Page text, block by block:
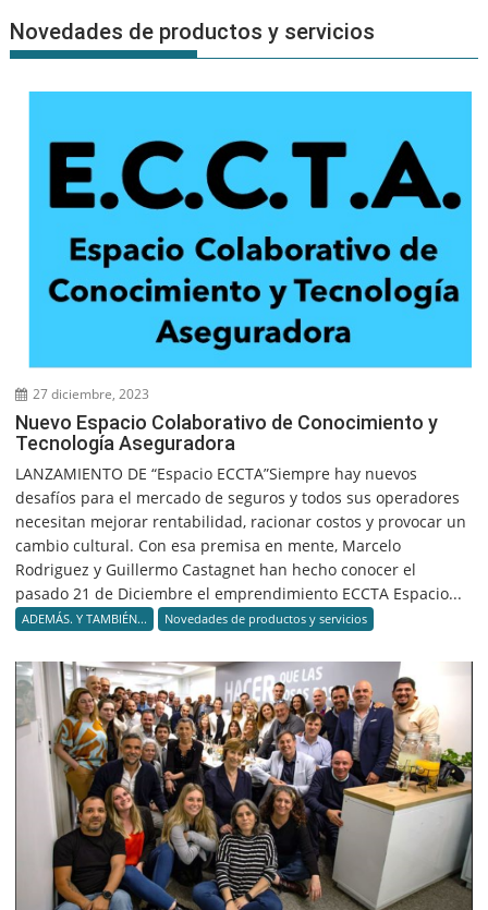
Novedades de productos y servicios
27 diciembre, 2023
Nuevo Espacio Colaborativo de Conocimiento y
Tecnología Aseguradora
LANZAMIENTO DE “Espacio ECCTA”Siempre hay nuevos
desafíos para el mercado de seguros y todos sus operadores
necesitan mejorar rentabilidad, racionar costos y provocar un
cambio cultural. Con esa premisa en mente, Marcelo
Rodriguez y Guillermo Castagnet han hecho conocer el
pasado 21 de Diciembre el emprendimiento ECCTA Espacio...
ADEMÁS. Y TAMBIÉN... Novedades de productos y servicios